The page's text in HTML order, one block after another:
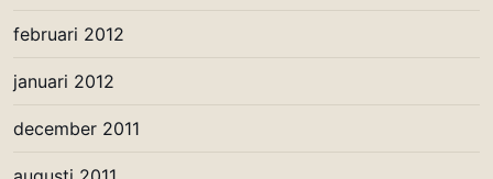
februari 2012
januari 2012
december 2011